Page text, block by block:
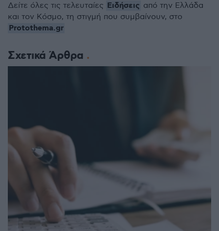
Σχετικά Άρθρα
Δείτε όλες τις τελευταίες Ειδήσεις από την Ελλάδα
και τον Κόσμο, τη στιγμή που συμβαίνουν, στο
Protothema.gr